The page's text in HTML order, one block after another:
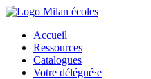
Accueil
Ressources
Catalogues
Votre délégué·e